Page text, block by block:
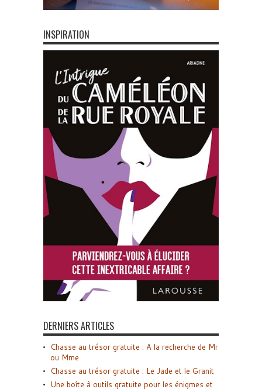
INSPIRATION
DERNIERS ARTICLES
Chasse au trésor gratuite : A la recherche de Mr
ou Mme
Chasse au trésor gratuite : Le Jade et le Granit
Une boîte à outils gratuite pour les énigmes et